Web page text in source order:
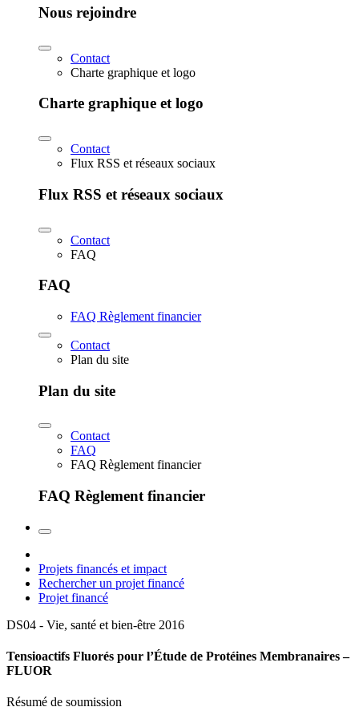
Nous rejoindre
Contact
Charte graphique et logo
Charte graphique et logo
Contact
Flux RSS et réseaux sociaux
Flux RSS et réseaux sociaux
Contact
FAQ
FAQ
FAQ Règlement financier
Contact
Plan du site
Plan du site
Contact
FAQ
FAQ Règlement financier
FAQ Règlement financier
Projets financés et impact
Rechercher un projet financé
Projet financé
DS04 - Vie, santé et bien-être 2016
Tensioactifs Fluorés pour l’Étude de Protéines Membranaires –
FLUOR
Résumé de soumission